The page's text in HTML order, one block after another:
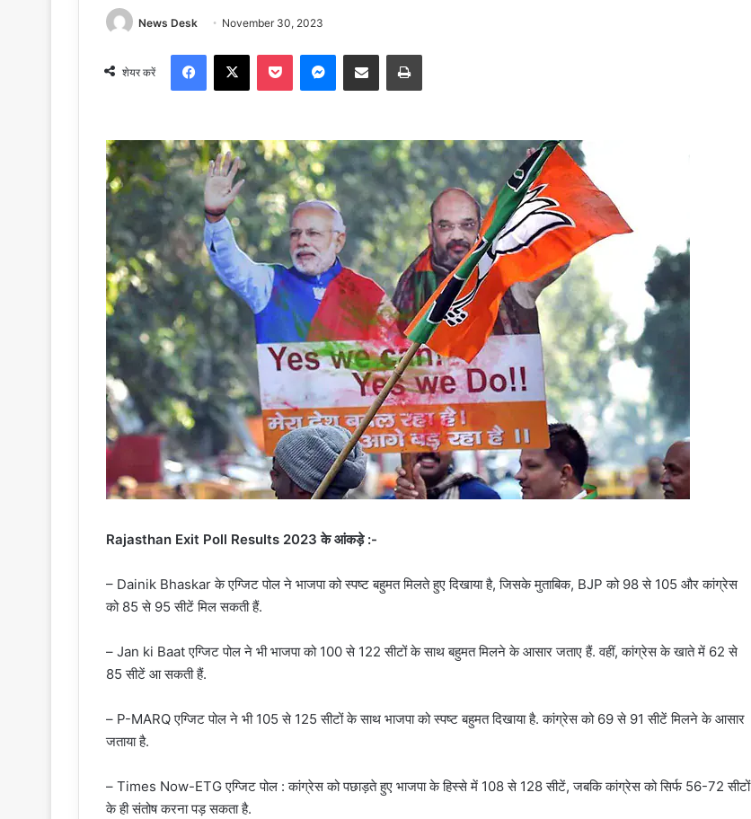
News Desk November 30, 2023
शेयर करें
Rajasthan Exit Poll Results 2023 के आंकड़े :-
– Dainik Bhaskar के एग्जिट पोल ने भाजपा को स्पष्ट बहुमत मिलते हुए दिखाया है, जिसके मुताबिक, BJP को 98 से 105 और कांग्रेस
को 85 से 95 सीटें मिल सकती हैं.
– Jan ki Baat एग्जिट पोल ने भी भाजपा को 100 से 122 सीटों के साथ बहुमत मिलने के आसार जताए हैं. वहीं, कांग्रेस के खाते में 62 से
85 सीटें आ सकती हैं.
– P-MARQ एग्जिट पोल ने भी 105 से 125 सीटों के साथ भाजपा को स्पष्ट बहुमत दिखाया है. कांग्रेस को 69 से 91 सीटें मिलने के आसार
जताया है.
– Times Now-ETG एग्जिट पोल : कांग्रेस को पछाड़ते हुए भाजपा के हिस्से में 108 से 128 सीटें, जबकि कांग्रेस को सिर्फ 56-72 सीटों
के ही संतोष करना पड़ सकता है.